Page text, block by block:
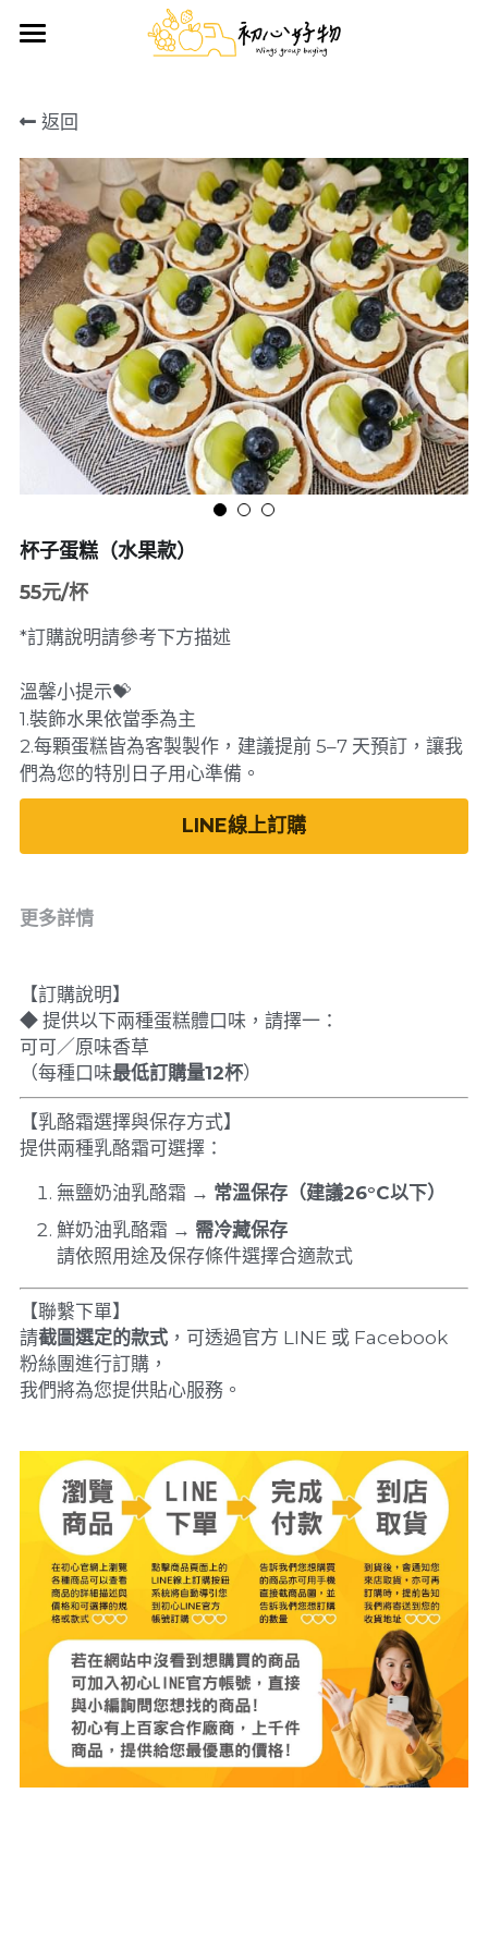
手做蛋糕
好物推薦
日用雜貨
生鮮/熟食/零嘴
鮮果禮盒
搜索
前往官方LINE訂購
返回
杯子蛋糕（水果款）
55元/杯
*訂購說明請參考下方描述
溫馨小提示💝
1.裝飾水果依當季為主
2.每顆蛋糕皆為客製製作，建議提前 5–7 天預訂，讓我
們為您的特別日子用心準備。
LINE線上訂購
更多詳情
【訂購說明】
◆ 提供以下兩種蛋糕體口味，請擇一：
可可／原味香草
（每種口味最低訂購量12杯）
【乳酪霜選擇與保存方式】
提供兩種乳酪霜可選擇：
無鹽奶油乳酪霜 → 常溫保存（建議26°C以下）
鮮奶油乳酪霜 → 需冷藏保存
請依照用途及保存條件選擇合適款式
【聯繫下單】
請截圖選定的款式，可透過官方 LINE 或 Facebook
粉絲團進行訂購，
我們將為您提供貼心服務。